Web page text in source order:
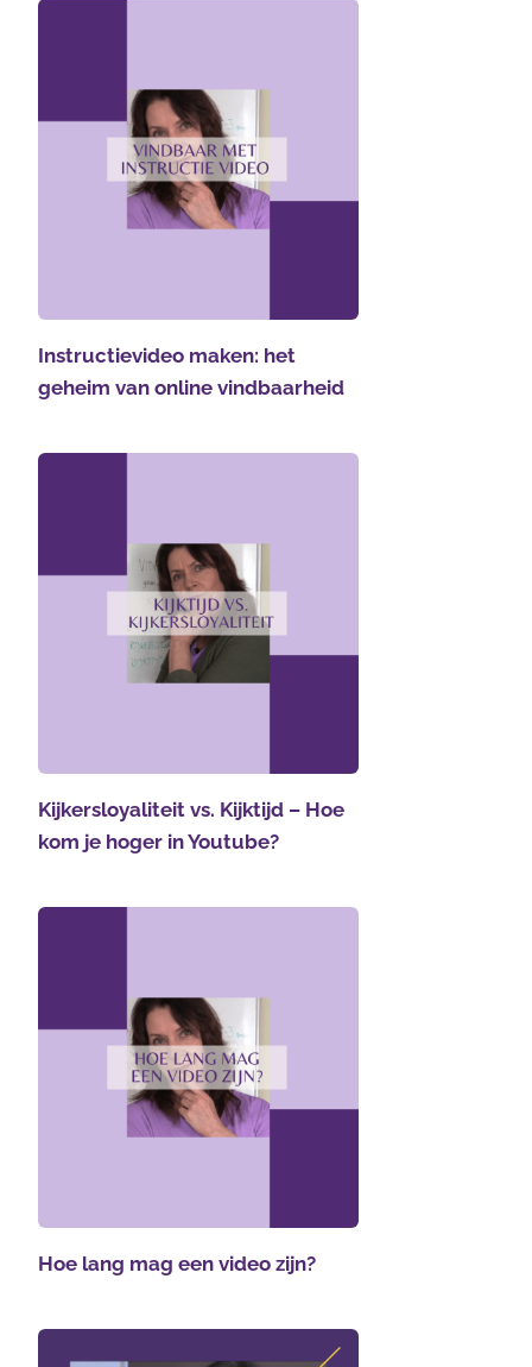
Instructievideo maken: het
geheim van online vindbaarheid
Kijkersloyaliteit vs. Kijktijd – Hoe
kom je hoger in Youtube?
Hoe lang mag een video zijn?